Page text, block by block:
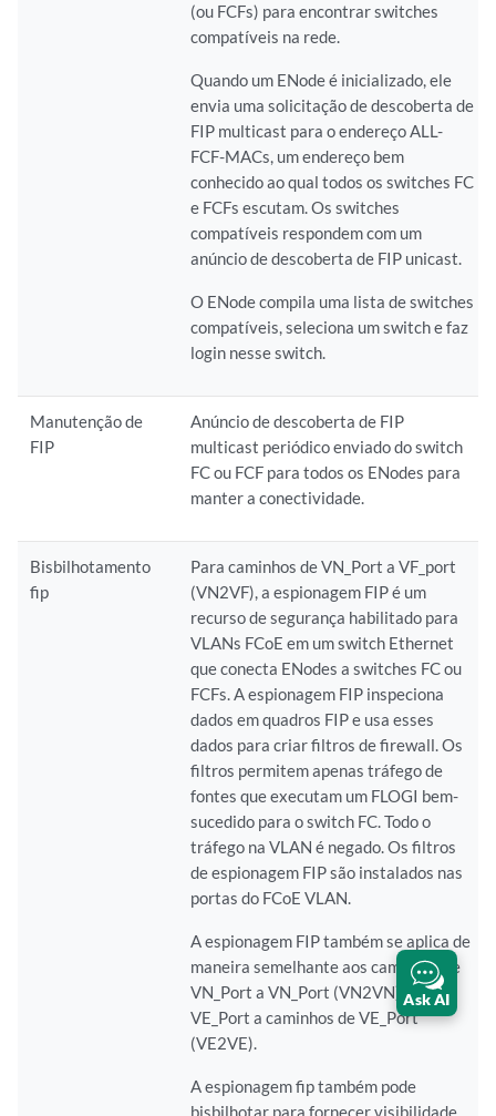
(ou FCFs) para encontrar switches
compatíveis na rede.
Quando um ENode é inicializado, ele
envia uma solicitação de descoberta de
FIP multicast para o endereço ALL-
FCF-MACs, um endereço bem
conhecido ao qual todos os switches FC
e FCFs escutam. Os switches
compatíveis respondem com um
anúncio de descoberta de FIP unicast.
O ENode compila uma lista de switches
compatíveis, seleciona um switch e faz
login nesse switch.
Manutenção de
FIP
Anúncio de descoberta de FIP
multicast periódico enviado do switch
FC ou FCF para todos os ENodes para
manter a conectividade.
Bisbilhotamento
fip
Para caminhos de VN_Port a VF_port
(VN2VF), a espionagem FIP é um
recurso de segurança habilitado para
VLANs FCoE em um switch Ethernet
que conecta ENodes a switches FC ou
FCFs. A espionagem FIP inspeciona
dados em quadros FIP e usa esses
dados para criar filtros de firewall. Os
filtros permitem apenas tráfego de
fontes que executam um FLOGI bem-
sucedido para o switch FC. Todo o
tráfego na VLAN é negado. Os filtros
de espionagem FIP são instalados nas
portas do FCoE VLAN.
A espionagem FIP também se aplica de
maneira semelhante aos caminhos de
VN_Port a VN_Port (VN2VN) e
VE_Port a caminhos de VE_Port
(VE2VE).
A espionagem fip também pode
bisbilhotar para fornecer visibilidade
Ask AI